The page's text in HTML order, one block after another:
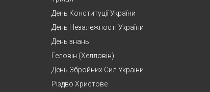
День Конституції України
День Незалежності України
День знань
Геловін (Хелловін)
День Збройних Сил України
Різдво Христове